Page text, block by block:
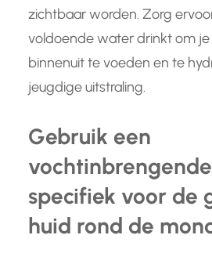
zichtbaar worden. Zorg
voldoende water drinkt om je
binnenuit te voeden en te
jeugdige uitstraling.
Gebruik een
specifiek voor de
huid rond de